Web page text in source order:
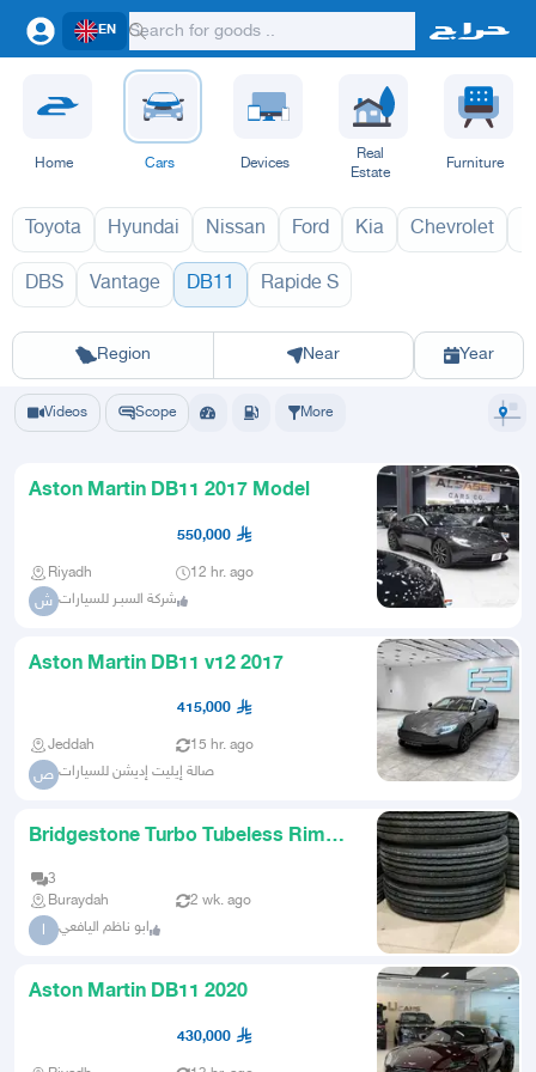
EN
Home Cars Devices
Real
Estate
Furniture
Toyota Hyundai Nissan Ford Kia Chevrolet
DBS Vantage DB11 Rapide S
Region
Riyadh Eastern Region Yanbu Hafar Al BatinMadinah
Near Year
DB11 2027
Videos Scope More
Aston Martin DB11 2017 Model
550,000
Riyadh 12 hr. ago
ش شركة السبـر للسيارات
Aston Martin DB11 v12 2017
415,000
Jeddah 15 hr. ago
ص صالة إيليت إديشن للسيارات
Bridgestone Turbo Tubeless Rims
3
Buraydah
2 wk. ago
ا ابو ناظم اليافعي
Aston Martin DB11 2020
430,000